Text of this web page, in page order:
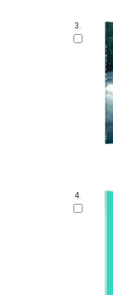
3.
4.